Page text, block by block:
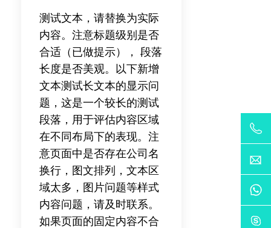
测试文本，请替换为实际
内容。注意标题级别是否
合适（已做提示）， 段落
长度是否美观。以下新增
文本测试长文本的显示问
题，这是一个较长的测试
段落，用于评估内容区域
在不同布局下的表现。注
意页面中是否存在公司名
换行，图文排列，文本区
域太多，图片问题等样式
内容问题，请及时联系。
如果页面的固定内容不合